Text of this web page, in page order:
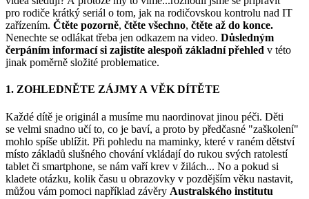
pro rodiče krátký seriál o tom, jak na rodičovskou kontrolu nad IT
zařízením. Čtěte pozorně, čtěte všechno, čtěte až do konce.
Nenechte se odlákat třeba jen odkazem na video. Důsledným
čerpáním informací si zajistíte alespoň základní přehled v této
jinak poměrně složité problematice.
1. ZOHLEDNĚTE ZÁJMY A VĚK DÍTĚTE
Každé dítě je originál a musíme mu naordinovat jinou péči. Děti
se velmi snadno učí to, co je baví, a proto by předčasné "zaškolení"
mohlo spíše ublížit. Při pohledu na maminky, které v raném dětství
místo základů slušného chování vkládají do rukou svých ratolestí
tablet či smartphone, se nám vaří krev v žilách... No a pokud si
kladete otázku, kolik času u obrazovky v pozdějším věku nastavit,
můžou vám pomoci například závěry Australského institutu